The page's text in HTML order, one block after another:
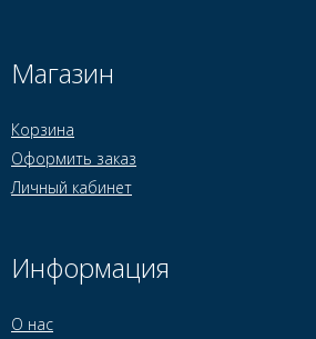
Магазин
Корзина
Оформить заказ
Личный кабинет
Информация
О нас